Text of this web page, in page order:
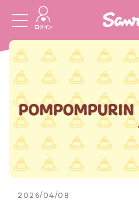
ログイン
2026/04/08